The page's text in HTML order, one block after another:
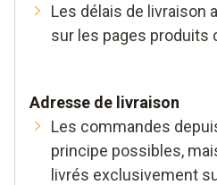
Les délais de livraison
sur les pages produits
Adresse de livraison
Les commandes
principe possibles,
livrés exclusivement